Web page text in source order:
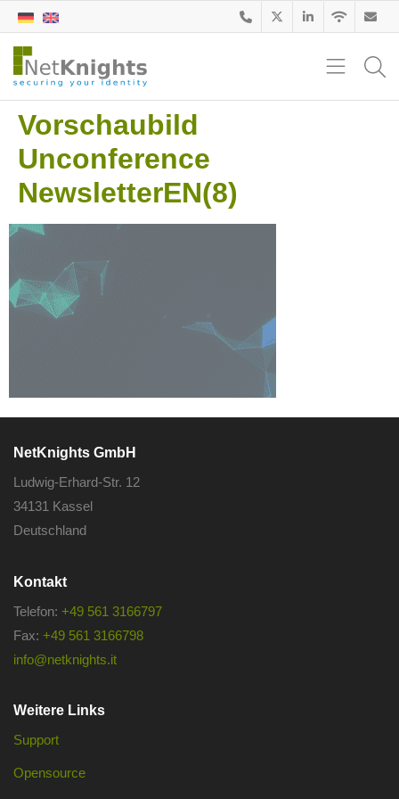
Vorschaubild
Unconference
NewsletterEN(8)
NetKnights GmbH
Ludwig-Erhard-Str. 12
34131 Kassel
Deutschland
Kontakt
Telefon: +49 561 3166797
Fax: +49 561 3166798
info@netknights.it
Weitere Links
Support
Opensource